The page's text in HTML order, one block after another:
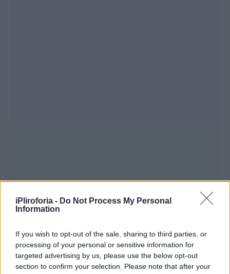
iPliroforia - Do Not Process My Personal
Information
If you wish to opt-out of the sale, sharing to third parties, or
processing of your personal or sensitive information for
targeted advertising by us, please use the below opt-out
section to confirm your selection. Please note that after your